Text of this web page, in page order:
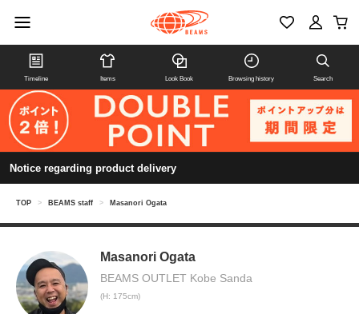
Timeline Items Look Book Browsing history Search
Notice regarding product delivery
TOP > BEAMS staff > Masanori Ogata
Masanori Ogata
BEAMS OUTLET Kobe Sanda
(H: 175cm)